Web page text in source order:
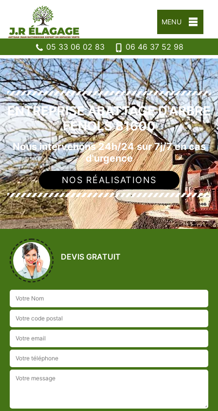
MENU
05 33 06 02 83 06 46 37 52 98
ENTREPRISE ABATTAGE D'ARBRE
FENOLS 81600
Nous intervenons 24h/24 sur 7j/7 en cas
d'urgence
NOS RÉALISATIONS
DEVIS GRATUIT